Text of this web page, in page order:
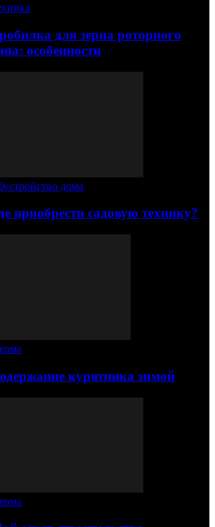
для зерна роторного
особенности
дома
приобрести садовую технику?
курятника зимой